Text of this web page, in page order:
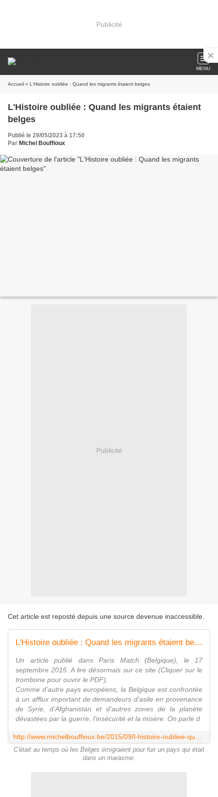
Publicité
MENU
Accueil » L'Histoire oubliée : Quand les migrants étaient belges
L'Histoire oubliée : Quand les migrants étaient
belges
Publié le 29/05/2023 à 17:50
Par Michel Bouffioux
Publicité
Cet article est reposté depuis une source devenue inaccessible.
L'Histoire oubliée : Quand les migrants étaient belges
Un article publié dans Paris Match (Belgique), le 17
septembre 2015. A lire désormais sur ce site (Cliquer sur le
trombone pour ouvrir le PDF).
Comme d’autre pays européens, la Belgique est confrontée
à un afflux important de demandeurs d’asile en provenance
de Syrie, d’Afghanistan et d’autres zones de la planète
dévastées par la guerre, l’insécurité et la misère. On parle d
C'était au temps où les Belges émigraient pour fuir un pays qui était
dans un marasme.